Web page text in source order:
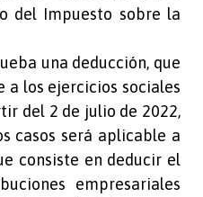
del Impuesto sobre la
una deducción, que
a los ejercicios sociales
del 2 de julio de 2022,
casos será aplicable a
consiste en deducir el
empresariales